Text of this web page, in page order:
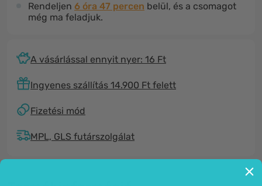
Rendeljen 6 óra 47 percen belül, és a csomagot
még ma feladjuk.
A vásárlással ennyit nyer: 16 Ft
Ingyenes szállítás 14.900 Ft felett
Fizetési mód
MPL, GLS futárszolgálat